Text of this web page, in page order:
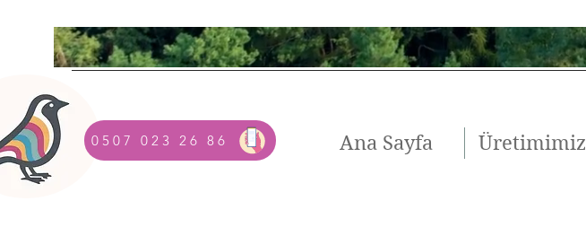
0507 023 26 86 Ana Sayfa Üretimimiz